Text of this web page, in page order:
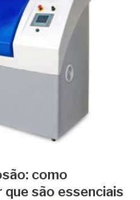
como
são essenciais